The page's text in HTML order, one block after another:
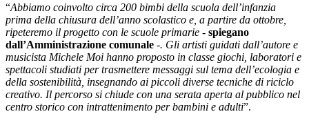
“Abbiamo coinvolto circa 200 bimbi della scuola dell’infanzia
prima della chiusura dell’anno scolastico e, a partire da ottobre,
ripeteremo il progetto con le scuole primarie - spiegano
dall’Amministrazione comunale -. Gli artisti guidati dall’autore e
musicista Michele Moi hanno proposto in classe giochi, laboratori e
spettacoli studiati per trasmettere messaggi sul tema dell’ecologia e
della sostenibilità, insegnando ai piccoli diverse tecniche di riciclo
creativo. Il percorso si chiude con una serata aperta al pubblico nel
centro storico con intrattenimento per bambini e adulti”.